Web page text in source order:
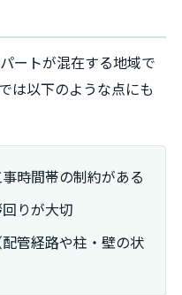
ートが混在する地域で
は以下のような点にも
時間帯の制約がある
りが大切
管経路や柱・壁の状